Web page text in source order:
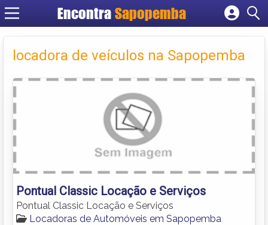
Encontra Sapopemba
Cadastrar empresa
Criar conta
locadora de veículos na Sapopemba
Pontual Classic Locação e Serviços
Pontual Classic Locação e Serviços
Locadoras de Automóveis em Sapopemba